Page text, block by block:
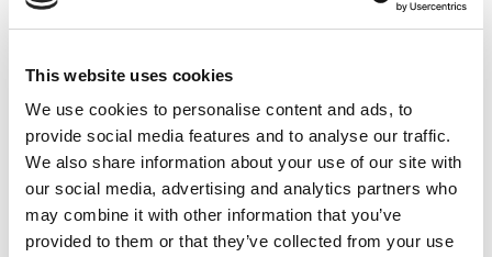
This website uses cookies
We use cookies to personalise content and ads, to
provide social media features and to analyse our traffic.
We also share information about your use of our site with
our social media, advertising and analytics partners who
may combine it with other information that you’ve
provided to them or that they’ve collected from your use
las obras de Calder que descansan en el suelo. En
hasta reducirlos a puro signo trazado en el aire.
Las dos obras de la Colección MACBA fueron
producidas en 1931, momento de madurez
creativa de Calder. En la primera, la esfericidad se
crea al cruzar dos circunferencias de color rojo y
una bola negra en el lado opuesto. Calder
suspende estos elementos como si no pesasen y